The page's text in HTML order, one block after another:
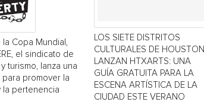
Copa Mundial,
el sindicato de
turismo, lanza una
para promover la
la pertenencia
LOS SIETE DISTRITOS
CULTURALES DE HOUSTON
LANZAN HTXARTS: UNA
GUÍA GRATUITA PARA LA
ESCENA ARTÍSTICA DE LA
CIUDAD ESTE VERANO